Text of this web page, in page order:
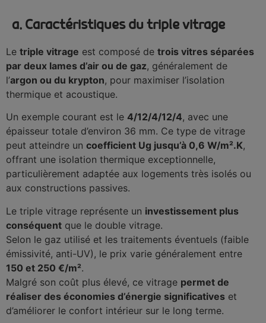
a. Caractéristiques du triple vitrage
Le triple vitrage est composé de trois vitres séparées
par deux lames d’air ou de gaz, généralement de
l’argon ou du krypton, pour maximiser l’isolation
thermique et acoustique.
Un exemple courant est le 4/12/4/12/4, avec une
épaisseur totale d’environ 36 mm. Ce type de vitrage
peut atteindre un coefficient Ug jusqu’à 0,6 W/m².K,
offrant une isolation thermique exceptionnelle,
particulièrement adaptée aux logements très isolés ou
aux constructions passives.
Le triple vitrage représente un investissement plus
conséquent que le double vitrage.
Selon le gaz utilisé et les traitements éventuels (faible
émissivité, anti-UV), le prix varie généralement entre
150 et 250 €/m².
Malgré son coût plus élevé, ce vitrage permet de
réaliser des économies d’énergie significatives et
d’améliorer le confort intérieur sur le long terme.